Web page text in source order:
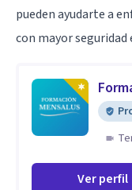
pueden ayudarte a
con mayor
Ver perfil